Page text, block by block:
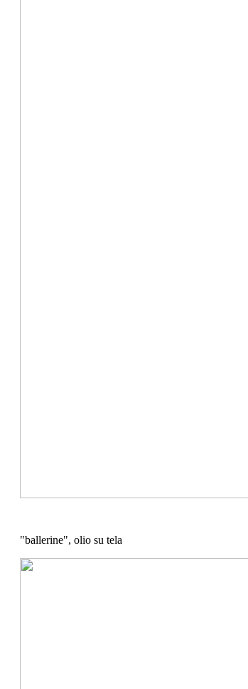
"ballerine", olio su tela